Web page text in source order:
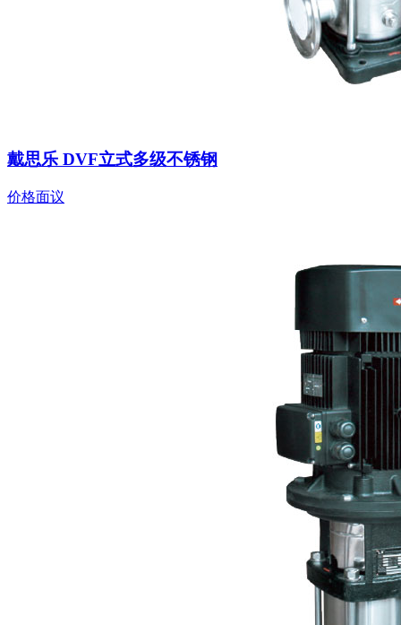
戴思乐 DVF立式多级不锈钢
价格面议